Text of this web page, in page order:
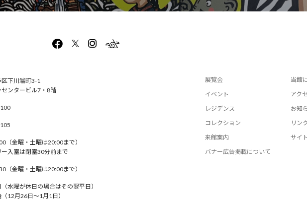
下川端町3-1
センタービル7・8階
（金曜・土曜は20:00まで）
入室は閉室30分前まで
（金曜・土曜は20:00まで）
水曜が休日の場合はその翌平日）
12月26日〜1月1日）
展覧会
イベント
レジデンス
コレクション
来館案内
バナー広告掲載について
当館
アク
お知
リン
サイ